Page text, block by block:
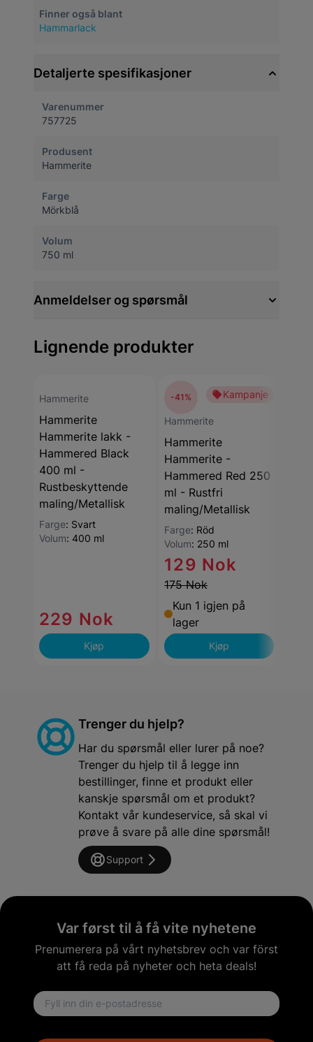
Finner også blant
Hammarlack
Detaljerte spesifikasjoner
Varenummer
757725
Produsent
Hammerite
Farge
Mörkblå
Volum
750 ml
Anmeldelser og spørsmål
Lignende produkter
Hammerite
Hammerite
Hammerite lakk -
Hammered Black
400 ml -
Rustbeskyttende
maling/Metallisk
Farge: Svart
Volum: 400 ml
229 Nok
Kjøp
Kampanje
Hammerite
Hammerite
Hammerite -
Hammered Red 250
ml - Rustfri
maling/Metallisk
Farge: Röd
Volum: 250 ml
-41%
129 Nok
175 Nok
Kun 1 igjen på
lager
Kjøp
Trenger du hjelp?
Har du spørsmål eller lurer på noe?
Trenger du hjelp til å legge inn
bestillinger, finne et produkt eller
kanskje spørsmål om et produkt?
Kontakt vår kundeservice, så skal vi
prøve å svare på alle dine spørsmål!
Support
Var først til å få vite nyhetene
Prenumerera på vårt nyhetsbrev och var först
att få reda på nyheter och heta deals!
Email address